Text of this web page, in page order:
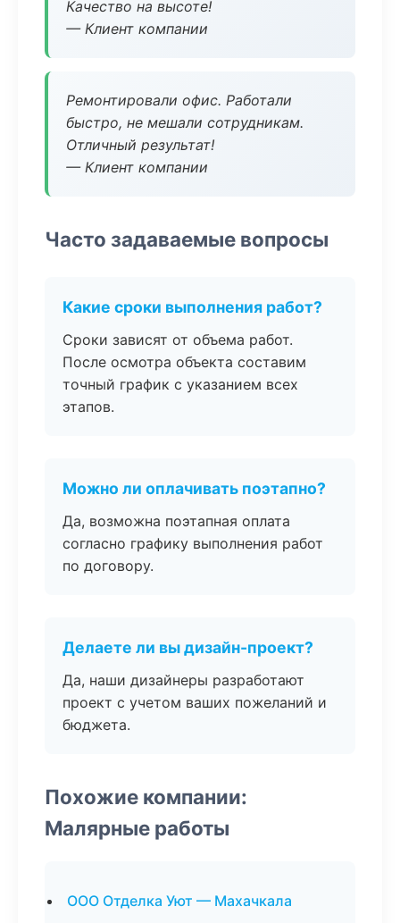
Качество на высоте!
— Клиент компании
Ремонтировали офис. Работали
быстро, не мешали сотрудникам.
Отличный результат!
— Клиент компании
Часто задаваемые вопросы
Какие сроки выполнения работ?
Сроки зависят от объема работ.
После осмотра объекта составим
точный график с указанием всех
этапов.
Можно ли оплачивать поэтапно?
Да, возможна поэтапная оплата
согласно графику выполнения работ
по договору.
Делаете ли вы дизайн-проект?
Да, наши дизайнеры разработают
проект с учетом ваших пожеланий и
бюджета.
Похожие компании:
Малярные работы
ООО Отделка Уют — Махачкала